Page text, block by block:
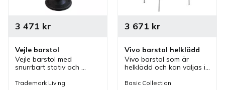
Vejle barstol
Vejle barstol med
snurrbart stativ och
läder. Barstol där
3 471 kr
Trademark Living
Vivo barstol helklädd
Vivo barstol som är
helklädd och kan väljas i
men även passar bra i
3 671 kr
Basic Collection